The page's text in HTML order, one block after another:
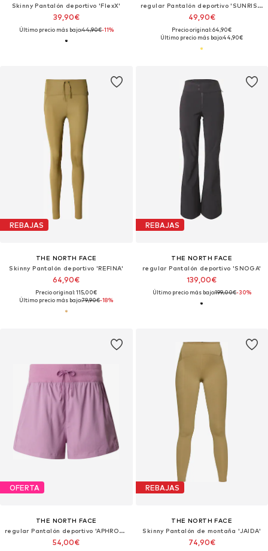
Skinny Pantalón deportivo 'FlexX'
39,90€
Último precio más bajo:44,90€-11%
regular Pantalón deportivo 'SUNRISER'
49,90€
Precio original: 64,90€
Último precio más bajo:44,90€
REBAJAS
THE NORTH FACE
Skinny Pantalón deportivo 'REFINA'
64,90€
Precio original: 115,00€
Último precio más bajo:79,90€-18%
REBAJAS
THE NORTH FACE
regular Pantalón deportivo 'SNOGA'
139,00€
Último precio más bajo:199,00€-30%
OFERTA
THE NORTH FACE
regular Pantalón deportivo 'APHRODITE'
54,00€
REBAJAS
THE NORTH FACE
Skinny Pantalón de montaña 'JAIDA'
74,90€